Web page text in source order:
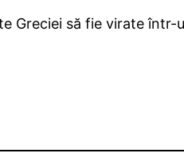
Greciei să fie virate